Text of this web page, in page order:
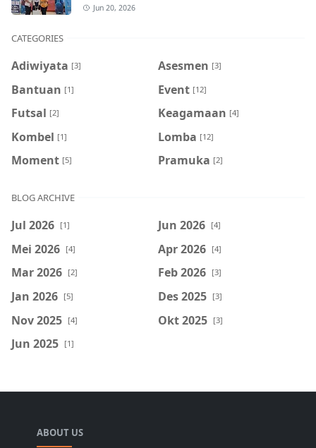
Jun 20, 2026
CATEGORIES
Adiwiyata [3] Asesmen [3]
Bantuan [1] Event [12]
Futsal [2] Keagamaan [4]
Kombel [1] Lomba [12]
Moment [5] Pramuka [2]
BLOG ARCHIVE
Jul 2026 [1] Jun 2026 [4]
Mei 2026 [4] Apr 2026 [4]
Mar 2026 [2] Feb 2026 [3]
Jan 2026 [5] Des 2025 [3]
Nov 2025 [4] Okt 2025 [3]
Jun 2025 [1]
ABOUT US